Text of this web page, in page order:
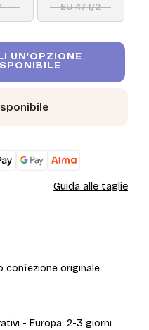
EU 47 1/2
UN'OPZIONE
Guida alle taglie
confezione originale
- Europa: 2-3 giorni